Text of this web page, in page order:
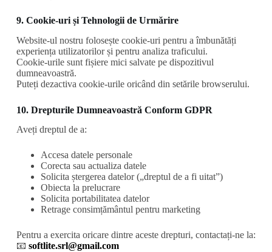
9. Cookie-uri și Tehnologii de Urmărire
Website-ul nostru folosește cookie-uri pentru a îmbunătăți
experiența utilizatorilor și pentru analiza traficului.
Cookie-urile sunt fișiere mici salvate pe dispozitivul
dumneavoastră.
Puteți dezactiva cookie-urile oricând din setările browserului.
10. Drepturile Dumneavoastră Conform GDPR
Aveți dreptul de a:
Accesa datele personale
Corecta sau actualiza datele
Solicita ștergerea datelor („dreptul de a fi uitat”)
Obiecta la prelucrare
Solicita portabilitatea datelor
Retrage consimțământul pentru marketing
Pentru a exercita oricare dintre aceste drepturi, contactați-ne la:
📧 softlite.srl@gmail.com